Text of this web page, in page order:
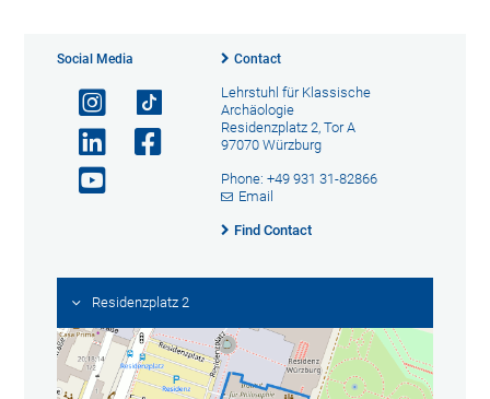
Social Media Contact
Lehrstuhl für Klassische
Archäologie
Residenzplatz 2, Tor A
97070 Würzburg
Phone: +49 931 31-82866
Email
Find Contact
Residenzplatz 2